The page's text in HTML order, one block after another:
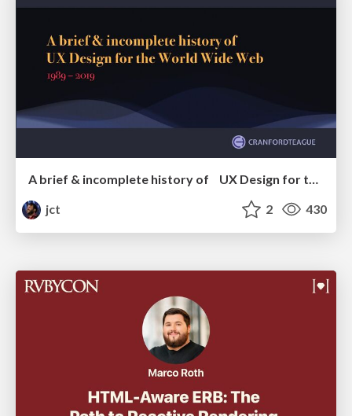
A brief & incomplete history of UX Design for the World Wide Web: 1989–2019
jct
2 430